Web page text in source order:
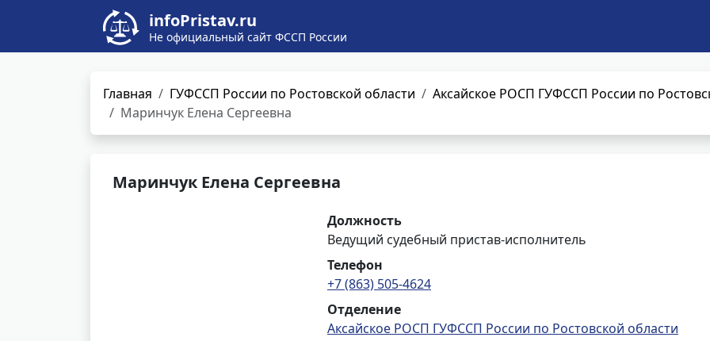
infoPristav.ru
Не официальный сайт ФССП России
Главная ГУФССП России по Ростовской области
Аксайское РОСП ГУФССП России по
Маринчук Елена Сергеевна
Маринчук Елена Сергеевна
Должность
Ведущий судебный пристав-исполнитель
Телефон
+7 (863) 505-4624
Отделение
Аксайское РОСП ГУФССП России по Ростовской области